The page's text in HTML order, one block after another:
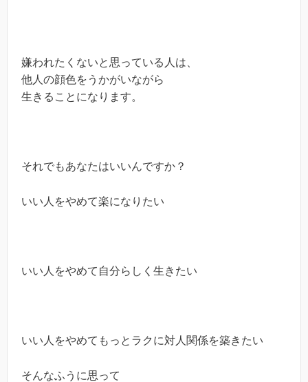
嫌われたくないと思っている人は、
他人の顔色をうかがいながら
生きることになります。
それでもあなたはいいんですか？
いい人をやめて楽になりたい
いい人をやめて自分らしく生きたい
いい人をやめてもっとラクに対人関係を築きたい
そんなふうに思って